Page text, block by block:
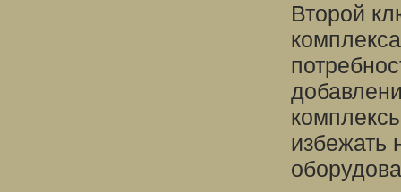
Второй
избежать